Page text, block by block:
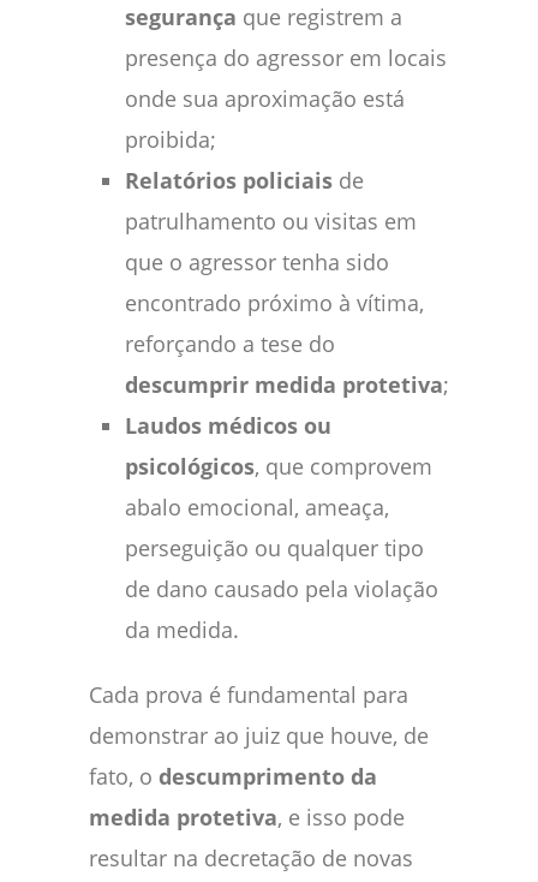
segurança que registrem a
presença do agressor em locais
onde sua aproximação está
proibida;
Relatórios policiais de
patrulhamento ou visitas em
que o agressor tenha sido
encontrado próximo à vítima,
reforçando a tese do
descumprir medida protetiva;
Laudos médicos ou
psicológicos, que comprovem
abalo emocional, ameaça,
perseguição ou qualquer tipo
de dano causado pela violação
da medida.
Cada prova é fundamental para
demonstrar ao juiz que houve, de
fato, o descumprimento da
medida protetiva, e isso pode
resultar na decretação de novas